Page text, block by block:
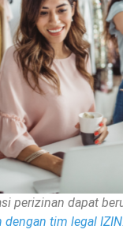
perizinan dapat
dengan tim legal